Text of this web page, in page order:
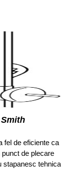
fel de eficiente ca
de plecare
stapanesc tehnica